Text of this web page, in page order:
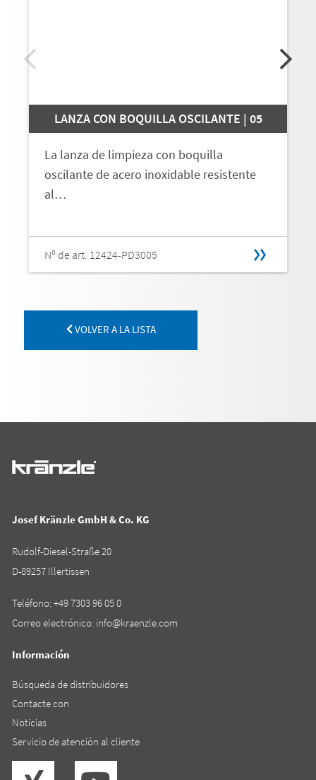
LANZA CON BOQUILLA OSCILANTE | 05
La lanza de limpieza con boquilla
oscilante de acero inoxidable resistente
al…
Nº de art. 12424-PD3005
VOLVER A LA LISTA
Josef Kränzle GmbH & Co. KG
Rudolf-Diesel-Straße 20
D-89257 Illertissen
Teléfono:+49 7303 96 05 0
Correo electrónico: info@kraenzle.com
Información
Búsqueda de distribuidores
Contacte con
Noticias
Servicio de atención al cliente